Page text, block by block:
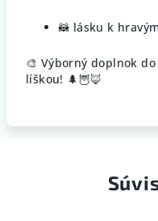
🦝 lásku k
🎨 Výborný doplnok
líškou! 🌲🦉🦊